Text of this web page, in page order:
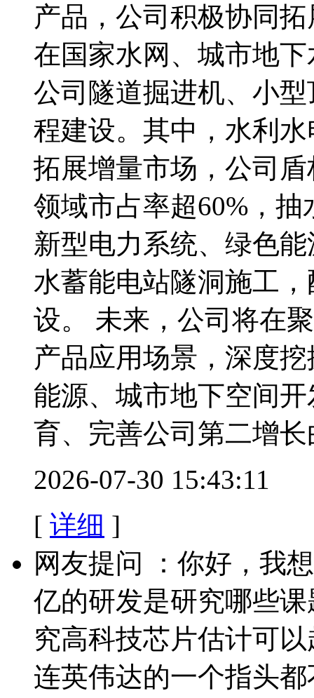
产品，公司积极协同
在国家水网、城市地
公司隧道掘进机、小
程建设。其中，水利
拓展增量市场，公司
领域市占率超60%，
新型电力系统、绿色
水蓄能电站隧洞施工
设。 未来，公司将在
产品应用场景，深度
能源、城市地下空间
育、完善公司第二增
2026-07-30 15:43:11
[ 详细 ]
网友提问 ：你好，我
亿的研发是研究哪些
究高科技芯片估计可
连英伟达的一个指头